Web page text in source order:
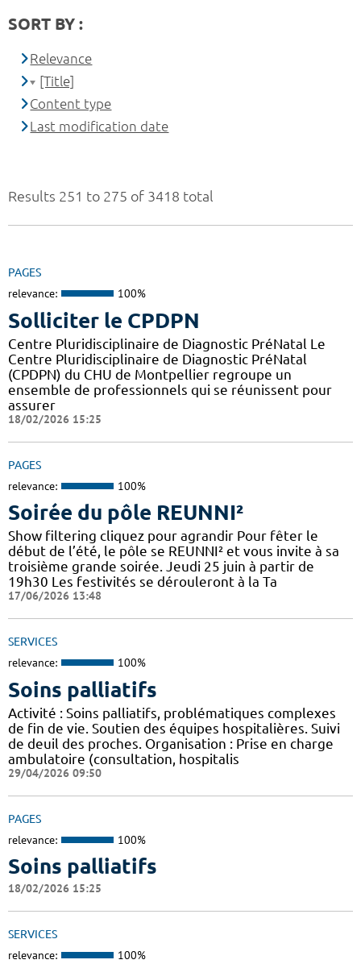
Results 251 to 275 of 3418 total
PAGES
relevance: 100%
Solliciter le CPDPN
Centre Pluridisciplinaire de Diagnostic PréNatal Le
Centre Pluridisciplinaire de Diagnostic PréNatal
(CPDPN) du CHU de Montpellier regroupe un
ensemble de professionnels qui se réunissent pour
assurer
18/02/2026 15:25
PAGES
relevance: 100%
Soirée du pôle REUNNI²
Show filtering cliquez pour agrandir Pour fêter le
début de l’été, le pôle se REUNNI² et vous invite à sa
troisième grande soirée. Jeudi 25 juin à partir de
19h30 Les festivités se dérouleront à la Ta
17/06/2026 13:48
SERVICES
relevance: 100%
Soins palliatifs
Activité : Soins palliatifs, problématiques complexes
de fin de vie. Soutien des équipes hospitalières. Suivi
de deuil des proches. Organisation : Prise en charge
ambulatoire (consultation, hospitalis
29/04/2026 09:50
PAGES
relevance: 100%
Soins palliatifs
18/02/2026 15:25
SERVICES
relevance: 100%
SORT BY :
Relevance
[Title]
Content type
Last modification date